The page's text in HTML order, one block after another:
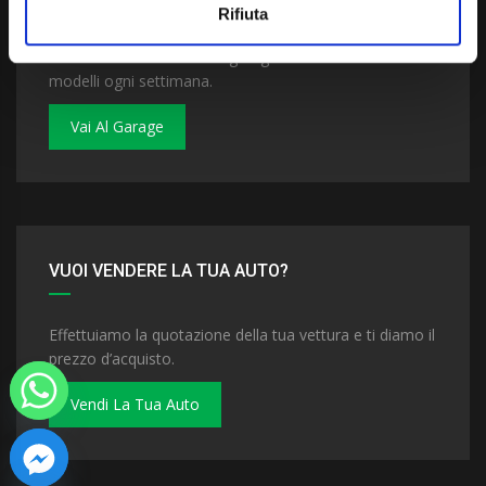
Rifiuta
Dai un'occhiata al nostro garage. Troverai nuovi
modelli ogni settimana.
Vai Al Garage
VUOI VENDERE LA TUA AUTO?
Effettuiamo la quotazione della tua vettura e ti diamo il
prezzo d’acquisto.
Vendi La Tua Auto